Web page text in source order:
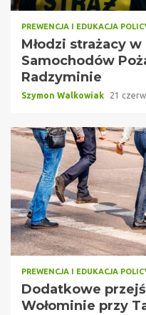
PREWENCJA I EDUKACJA
Młodzi strażacy
Samochodów
Radzyminie
Szymon Walkowiak 21
PREWENCJA I EDUKACJA
Dodatkowe
Wołominie przy